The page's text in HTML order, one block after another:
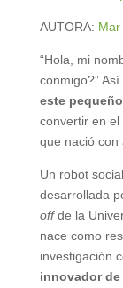
AUTORA:
“Hola, mi
conmigo?” Así
este
convertir en
que nació con
Un robot
desarrollada
offde la
nace como
investigación
innovador